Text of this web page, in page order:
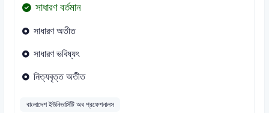
সাধারণ বর্তমান
সাধারণ অতীত
সাধারণ ভবিষ্যৎ
নিত্যবৃত্ত অতীত
বাংলাদেশ ইউনিভার্সিটি অব প্রফেশনালস